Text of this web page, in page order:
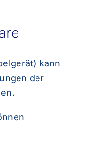
kann
der